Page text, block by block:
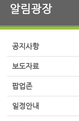
알림광장
공지사항
보도자료
팝업존
일정안내